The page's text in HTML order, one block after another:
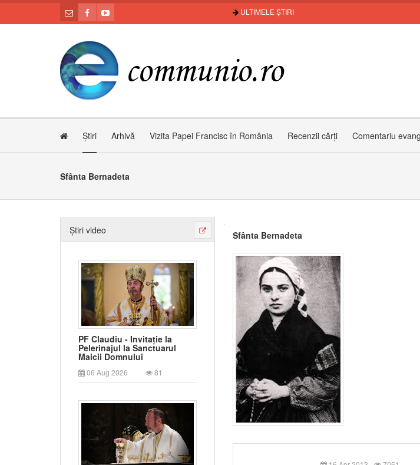
ULTIMELE ȘTIRI
Știri Arhivă Vizita Papei Francisc în România Recenzii cărți Comentariu
Sfânta Bernadeta
Știri video
PF Claudiu - Invitație la
Pelerinajul la Sanctuarul
Maicii Domnului
06 Aug 2026 81
Sfânta Bernadeta